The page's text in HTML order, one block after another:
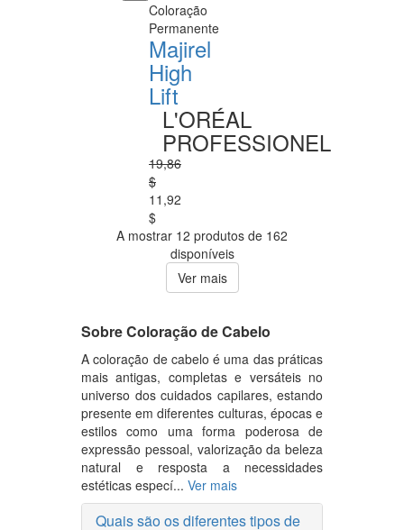
Coloração
Permanente
Majirel
High
Lift
L'ORÉAL
PROFESSIONEL
19,86
$
11,92
$
A mostrar 12 produtos de 162
disponíveis
Ver mais
Sobre Coloração de Cabelo
A coloração de cabelo é uma das práticas
mais antigas, completas e versáteis no
universo dos cuidados capilares, estando
presente em diferentes culturas, épocas e
estilos como uma forma poderosa de
expressão pessoal, valorização da beleza
natural e resposta a necessidades
estéticas especí... Ver mais
Quais são os diferentes tipos de